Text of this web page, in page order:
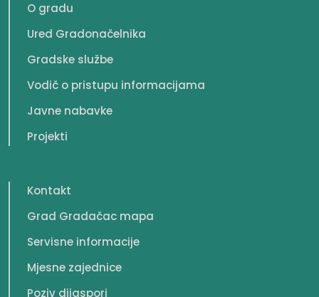
O gradu
Ured Gradonačelnika
Gradske službe
Vodič o pristupu informacijama
Javne nabavke
Projekti
Kontakt
Grad Gradačac mapa
Servisne informacije
Mjesne zajednice
Poziv dijaspori